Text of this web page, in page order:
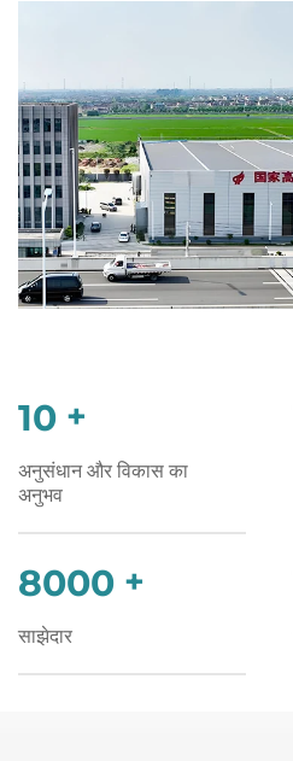
10 +
अनुसंधान और विकास का
अनुभव
8000 +
साझेदार